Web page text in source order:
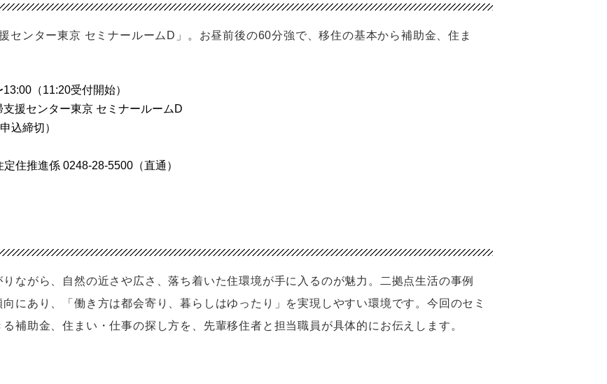
センター東京 セミナールームD」。お昼前後の60分強で、移住の基本から補助金、住ま
（11:20受付開始）
援センター東京 セミナールームD
込締切）
住推進係 0248-28-5500（直通）
ながら、自然の近さや広さ、落ち着いた住環境が手に入るのが魅力。二拠点生活の事例
にあり、「働き方は都会寄り、暮らしはゆったり」を実現しやすい環境です。今回のセミ
補助金、住まい・仕事の探し方を、先輩移住者と担当職員が具体的にお伝えします。